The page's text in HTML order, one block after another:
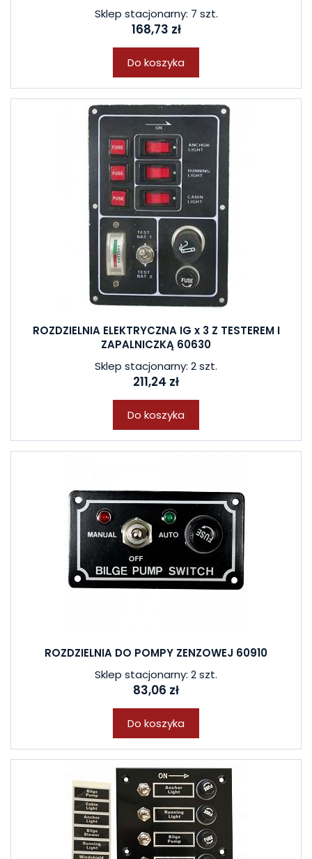
Sklep stacjonarny: 7 szt.
168,73 zł
Do koszyka
ROZDZIELNIA ELEKTRYCZNA IG x 3 Z TESTEREM I
ZAPALNICZKĄ 60630
Sklep stacjonarny: 2 szt.
211,24 zł
Do koszyka
ROZDZIELNIA DO POMPY ZENZOWEJ 60910
Sklep stacjonarny: 2 szt.
83,06 zł
Do koszyka